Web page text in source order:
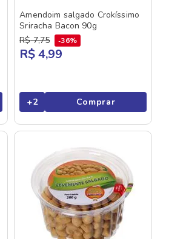
Amendoim salgado Crokíssimo
Sriracha Bacon 90g
R$ 7,75 36%
R$ 4,99
+2 Comprar